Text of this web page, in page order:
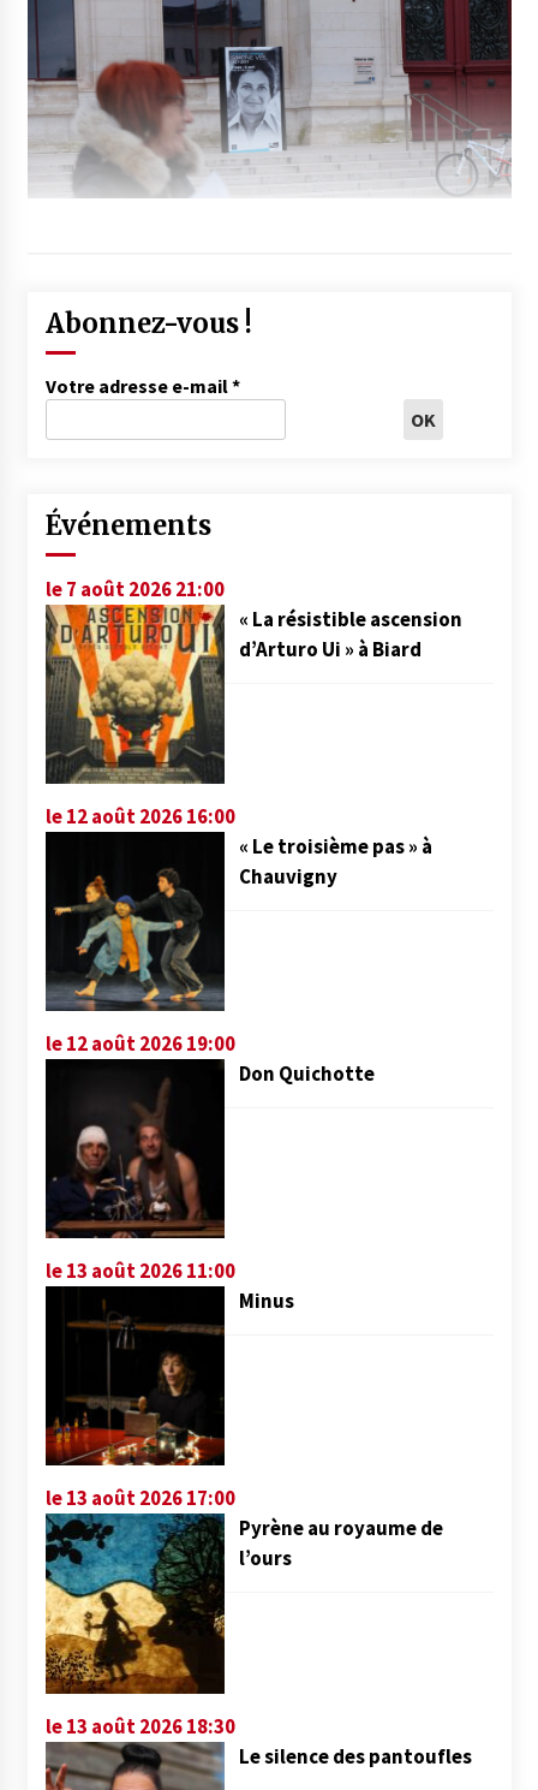
Abonnez-vous !
Votre adresse e-mail*
Événements
le 7 août 2026 21:00
« La résistible ascension
d’Arturo Ui » à Biard
le 12 août 2026 16:00
« Le troisième pas » à
Chauvigny
le 12 août 2026 19:00
Don Quichotte
le 13 août 2026 11:00
Minus
le 13 août 2026 17:00
Pyrène au royaume de
l’ours
le 13 août 2026 18:30
Le silence des pantoufles